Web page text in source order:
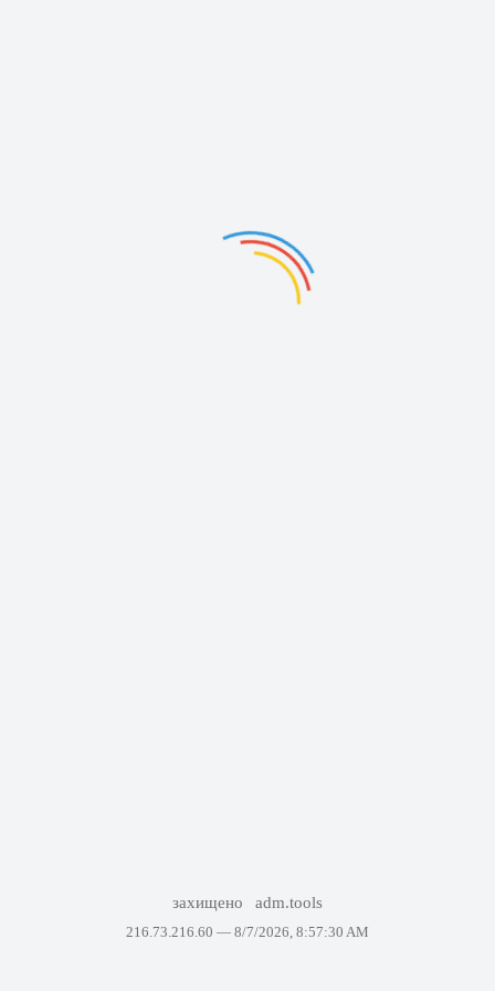
захищено adm.tools
216.73.216.60 — 8/7/2026, 8:57:30 AM